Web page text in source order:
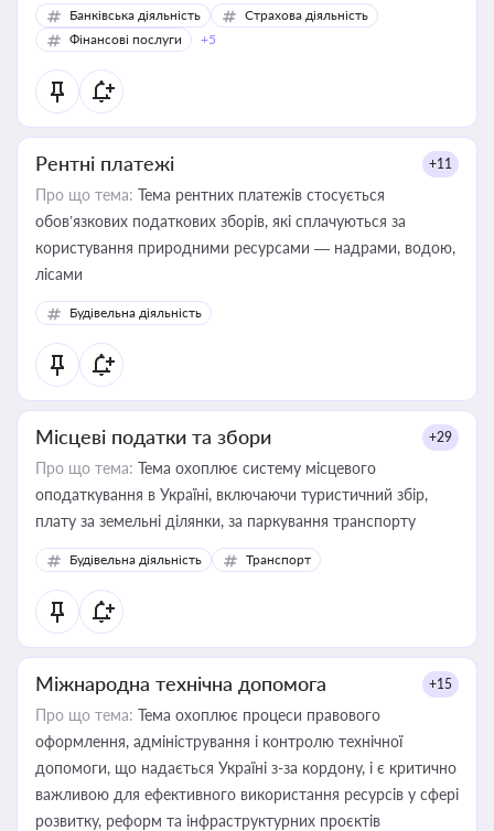
Банківська діяльність
Страхова діяльність
Фінансові послуги
+5
Рентні платежі +11
Про що тема: Тема рентних платежів стосується
обов’язкових податкових зборів, які сплачуються за
користування природними ресурсами — надрами, водою,
лісами
Будівельна діяльність
Місцеві податки та збори +29
Про що тема: Тема охоплює систему місцевого
оподаткування в Україні, включаючи туристичний збір,
плату за земельні ділянки, за паркування транспорту
Будівельна діяльність Транспорт
Міжнародна технічна допомога +15
Про що тема: Тема охоплює процеси правового
оформлення, адміністрування і контролю технічної
допомоги, що надається Україні з-за кордону, і є критично
важливою для ефективного використання ресурсів у сфері
розвитку, реформ та інфраструктурних проєктів